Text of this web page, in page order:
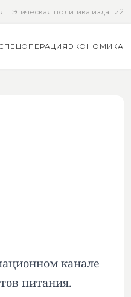
Этическая политика изданий
ЭКОНОМИКА
канале
питания.